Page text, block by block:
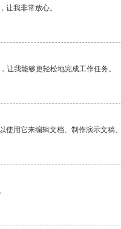
让我非常放心。
我能够更轻松地完成工作任务。
用它来编辑文档、制作演示文稿